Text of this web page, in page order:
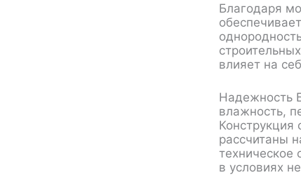
Благодаря
влияет на
Надежность
влажность,
Конструкция
рассчитаны
техническое
в условиях